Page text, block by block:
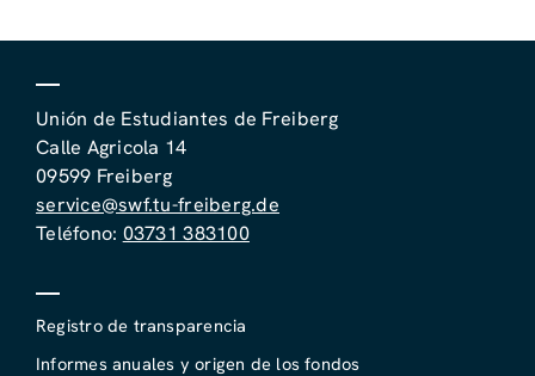
Unión de Estudiantes de Freiberg
Calle Agricola 14
09599 Freiberg
service@swf.tu-freiberg.de
Teléfono: 03731 383100
Registro de transparencia
Informes anuales y origen de los fondos